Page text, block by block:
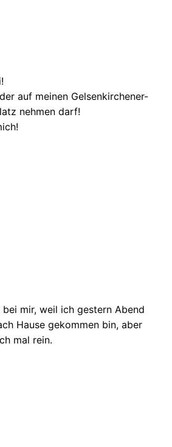
auf meinen Gelsenkirchener-
nehmen darf!
bei mir, weil ich gestern Abend
Hause gekommen bin, aber
mal rein.